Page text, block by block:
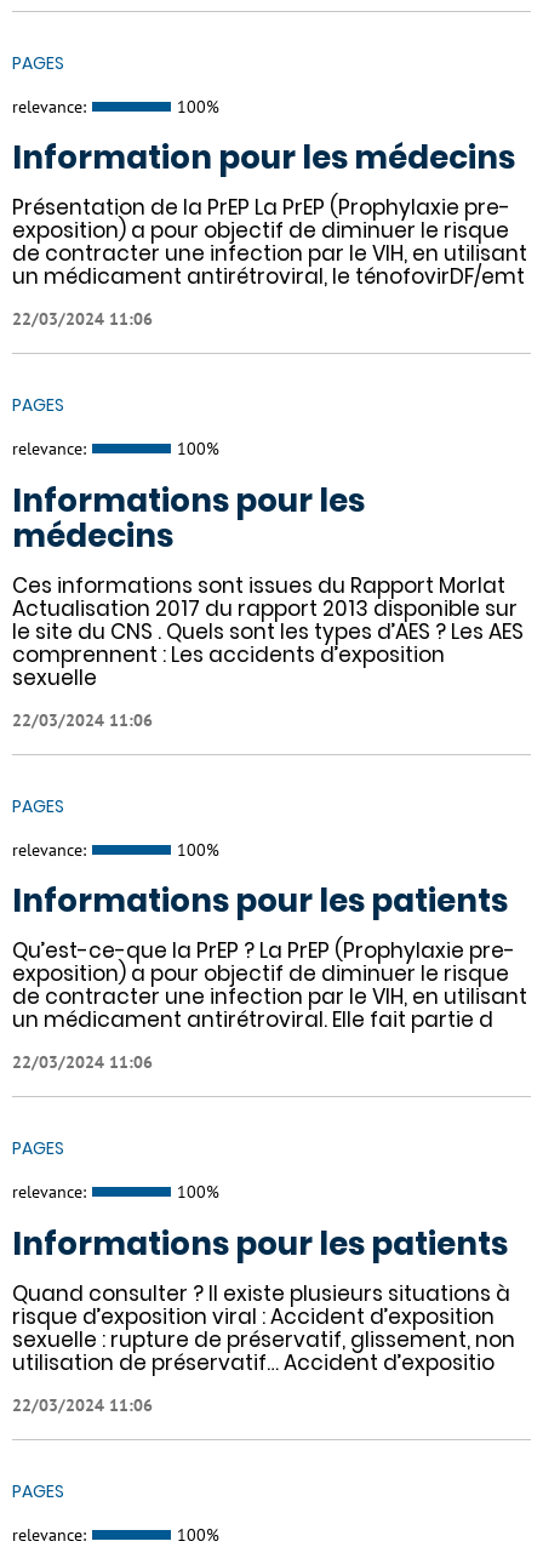
PAGES
relevance: 100%
Information pour les médecins
Présentation de la PrEP La PrEP (Prophylaxie pre-
exposition) a pour objectif de diminuer le risque
de contracter une infection par le VIH, en utilisant
un médicament antirétroviral, le ténofovirDF/emt
22/03/2024 11:06
PAGES
relevance: 100%
Informations pour les
médecins
Ces informations sont issues du Rapport Morlat
Actualisation 2017 du rapport 2013 disponible sur
le site du CNS . Quels sont les types d’AES ? Les AES
comprennent : Les accidents d’exposition
sexuelle
22/03/2024 11:06
PAGES
relevance: 100%
Informations pour les patients
Qu’est-ce-que la PrEP ? La PrEP (Prophylaxie pre-
exposition) a pour objectif de diminuer le risque
de contracter une infection par le VIH, en utilisant
un médicament antirétroviral. Elle fait partie d
22/03/2024 11:06
PAGES
relevance: 100%
Informations pour les patients
Quand consulter ? Il existe plusieurs situations à
risque d’exposition viral : Accident d’exposition
sexuelle : rupture de préservatif, glissement, non
utilisation de préservatif… Accident d’expositio
22/03/2024 11:06
PAGES
relevance: 100%